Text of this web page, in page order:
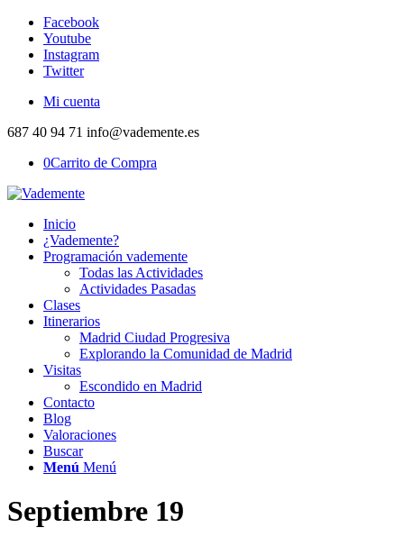
Facebook
Youtube
Instagram
Twitter
Mi cuenta
687 40 94 71 info@vademente.es
0Carrito de Compra
Inicio
¿Vademente?
Programación vademente
Todas las Actividades
Actividades Pasadas
Clases
Itinerarios
Madrid Ciudad Progresiva
Explorando la Comunidad de Madrid
Visitas
Escondido en Madrid
Contacto
Blog
Valoraciones
Buscar
Menú Menú
Septiembre 19